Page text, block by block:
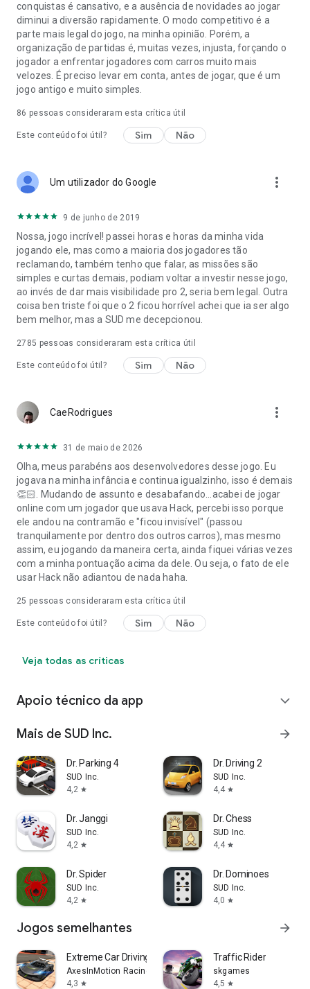
conquistas é cansativo, e a ausência de novidades ao jogar
diminui a diversão rapidamente. O modo competitivo é a
parte mais legal do jogo, na minha opinião. Porém, a
organização de partidas é, muitas vezes, injusta, forçando o
jogador a enfrentar jogadores com carros muito mais
velozes. É preciso levar em conta, antes de jogar, que é um
jogo antigo e muito simples.
86 pessoas consideraram esta crítica útil
Este conteúdo foi útil? Sim Não
Um utilizador do Google more_vert
9 de junho de 2019
Nossa, jogo incrível! passei horas e horas da minha vida
jogando ele, mas como a maioria dos jogadores tão
reclamando, também tenho que falar, as missões são
simples e curtas demais, podiam voltar a investir nesse jogo,
ao invés de dar mais visibilidade pro 2, seria bem legal. Outra
coisa ben triste foi que o 2 ficou horrível achei que ia ser algo
bem melhor, mas a SUD me decepcionou.
2785 pessoas consideraram esta crítica útil
Este conteúdo foi útil? Sim Não
CaeRodrigues more_vert
31 de maio de 2026
Olha, meus parabéns aos desenvolvedores desse jogo. Eu
jogava na minha infância e continua igualzinho, isso é demais
👏🏻. Mudando de assunto e desabafando...acabei de jogar
online com um jogador que usava Hack, percebi isso porque
ele andou na contramão e "ficou invisível" (passou
tranquilamente por dentro dos outros carros), mas mesmo
assim, eu jogando da maneira certa, ainda fiquei várias vezes
com a minha pontuação acima da dele. Ou seja, o fato de ele
usar Hack não adiantou de nada haha.
25 pessoas consideraram esta crítica útil
Este conteúdo foi útil? Sim Não
Veja todas as críticas
Apoio técnico da app expand_more
Mais de SUD Inc. arrow_forward
Dr. Parking 4
SUD Inc.
4,2 star
Dr. Driving 2
SUD Inc.
4,4 star
Dr. Janggi
SUD Inc.
4,2 star
Dr. Chess
SUD Inc.
4,4 star
Dr. Spider
SUD Inc.
4,2 star
Dr. Dominoes
SUD Inc.
4,0 star
Jogos semelhantes arrow_forward
Extreme Car Driving Simulator
AxesInMotion Racing
4,3 star
Traffic Rider
skgames
4,5 star